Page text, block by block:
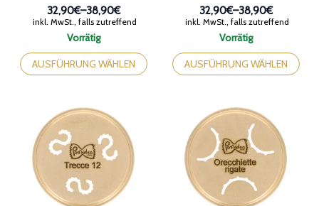
Vorrätig
32,90€–38,90€
Preisspanne:
32,90€
38,90€
inkl. MwSt., falls zutreffend
AUSFÜHRUNG WÄHLEN
Dieses
Produkt
weist
Optionen
können
Produktseite
Vorrätig
32,90€–38,90€
Preisspanne:
32,90€
38,90€
inkl. MwSt., falls zutreffend
AUSFÜHRUNG WÄHLEN
Dieses
Produkt
weist
Optionen
können
Produktseite